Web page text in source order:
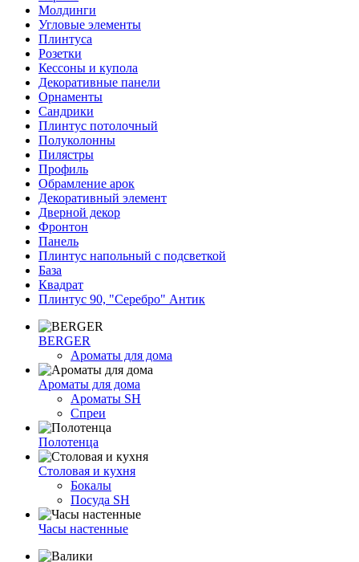
Молдинги
Угловые элементы
Плинтуса
Розетки
Кессоны и купола
Декоративные панели
Орнаменты
Сандрики
Плинтус потолочный
Полуколонны
Пилястры
Профиль
Обрамление арок
Декоративный элемент
Дверной декор
Фронтон
Панель
Плинтус напольный с подсветкой
База
Квадрат
Плинтус 90, "Серебро" Антик
BERGER
Ароматы для дома
Ароматы для дома
Ароматы SH
Спреи
Полотенца
Столовая и кухня
Бокалы
Посуда SH
Часы настенные